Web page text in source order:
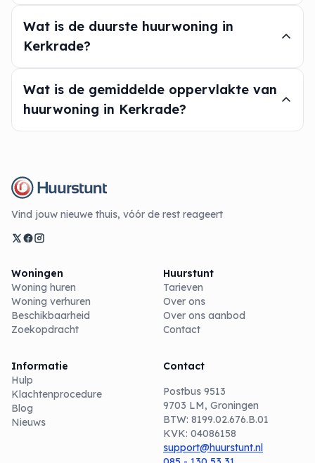
Wat is de duurste huurwoning in
Kerkrade?
Wat is de gemiddelde oppervlakte van
huurwoning in Kerkrade?
Vind jouw nieuwe thuis, vóór de rest reageert
Woningen
Woning huren
Woning verhuren
Beschikbaarheid
Zoekopdracht
Huurstunt
Tarieven
Over ons
Over ons aanbod
Contact
Informatie
Hulp
Klachtenprocedure
Blog
Nieuws
Contact
Postbus 9513
9703 LM, Groningen
BTW: 8199.02.676.B.01
KVK: 04086158
support@huurstunt.nl